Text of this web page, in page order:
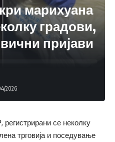
марихуана
градови,
пријави
2026
се неколку
трговија и поседување